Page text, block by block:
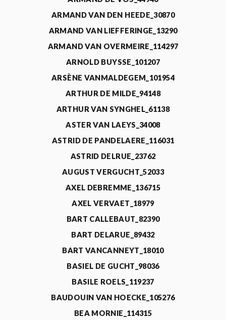
ARMAND VAN DEN HEEDE_30870
ARMAND VAN LIEFFERINGE_13290
ARMAND VAN OVERMEIRE_114297
ARNOLD BUYSSE_101207
ARSÈNE VANMALDEGEM_101954
ARTHUR DE MILDE_94148
ARTHUR VAN SYNGHEL_61138
ASTER VAN LAEYS_34008
ASTRID DE PANDELAERE_116031
ASTRID DELRUE_23762
AUGUST VERGUCHT_52033
AXEL DEBREMME_136715
AXEL VERVAET_18979
BART CALLEBAUT_82390
BART DELARUE_89432
BART VANCANNEYT_18010
BASIEL DE GUCHT_98036
BASILE ROELS_119237
BAUDOUIN VAN HOECKE_105276
BEA MORNIE_114315